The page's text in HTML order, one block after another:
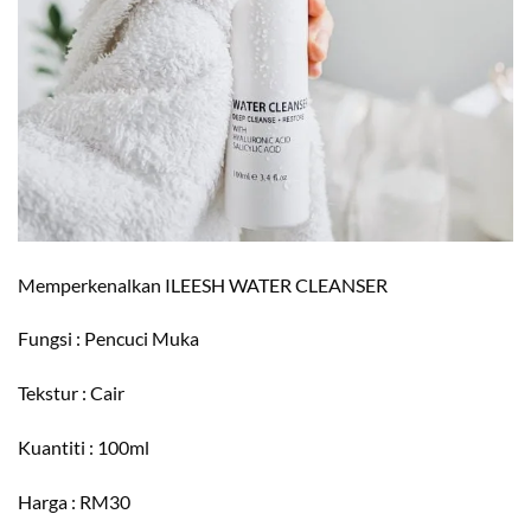
Memperkenalkan ILEESH WATER CLEANSER
Fungsi : Pencuci Muka
Tekstur : Cair
Kuantiti : 100ml
Harga : RM30